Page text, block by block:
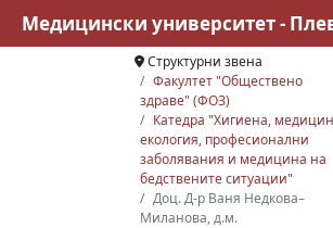
Структурни звена
Факултет "Обществено
здраве" (ФОЗ)
Катедра "Хигиена,
екология, професионални
заболявания и медицина на
бедствените ситуации"
Доц. Д-р Ваня Недкова–
Миланова, д.м.
Медицински университет -